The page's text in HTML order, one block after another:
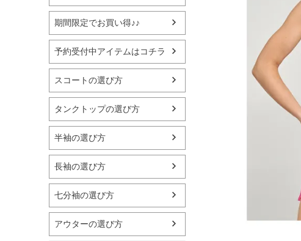
期間限定でお買い得♪♪
予約受付中アイテムはコチラ
スコートの選び方
タンクトップの選び方
半袖の選び方
長袖の選び方
七分袖の選び方
アウターの選び方